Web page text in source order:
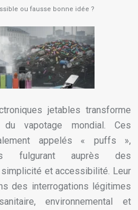
ou fausse bonne idée ?
jetables transforme
vapotage mondial. Ces
appelés « puffs »,
fulgurant auprès des
et accessibilité. Leur
des interrogations légitimes
environnemental et